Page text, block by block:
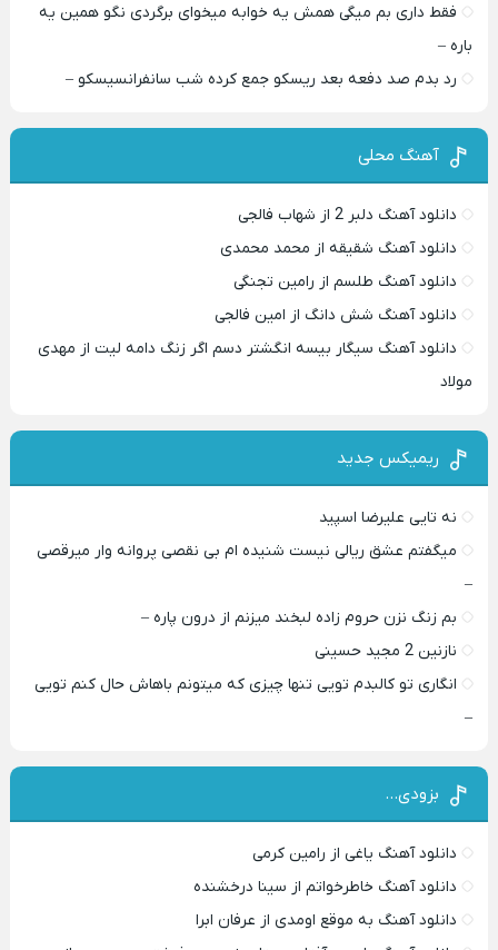
فقط داری بم میگی همش یه خوابه میخوای برگردی نگو همین یه
باره –
رد بدم صد دفعه بعد ریسکو جمع کرده شب سانفرانسیسکو –
آهنگ محلی
دانلود آهنگ دلبر 2 از شهاب فالجی
دانلود آهنگ شقیقه از محمد محمدی
دانلود آهنگ طلسم از رامین تجنگی
دانلود آهنگ شش دانگ از امین فالجی
دانلود آهنگ سیگار بیسه انگشتر دسم اگر زنگ دامه لیت از مهدی
مولاد
ریمیکس جدید
نه تایی علیرضا اسپید
میگفتم عشق ریالی نیست شنیده ام بی نقصی پروانه وار میرقصی
–
بم زنگ نزن حروم زاده لبخند میزنم از درون پاره –
نازنین 2 مجید حسینی
انگاری تو کالبدم تویی تنها چیزی که میتونم باهاش حال کنم تویی
–
بزودی…
دانلود آهنگ یاغی از رامین کرمی
دانلود آهنگ خاطرخواتم از سینا درخشنده
دانلود آهنگ به موقع اومدی از عرفان ابرا